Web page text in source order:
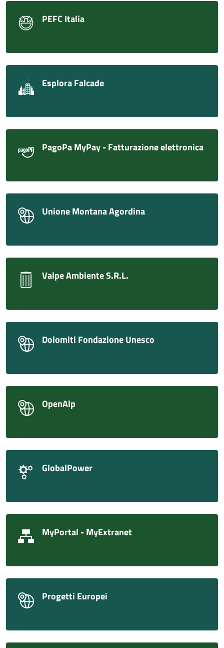
PEFC Italia
Esplora Falcade
PagoPa MyPay - Fatturazione elettronica
Unione Montana Agordina
Valpe Ambiente S.R.L.
Dolomiti Fondazione Unesco
OpenAlp
GlobalPower
MyPortal - MyExtranet
Progetti Europei